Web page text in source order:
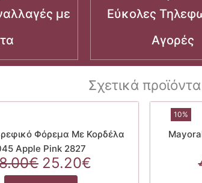
με
Εύκολες
Αγορές
Σχετικά προϊόντα
Φόρεμα Με Κορδέλα
Apple Pink 2827
€ Original
price
25.20€
Αυτό
10%